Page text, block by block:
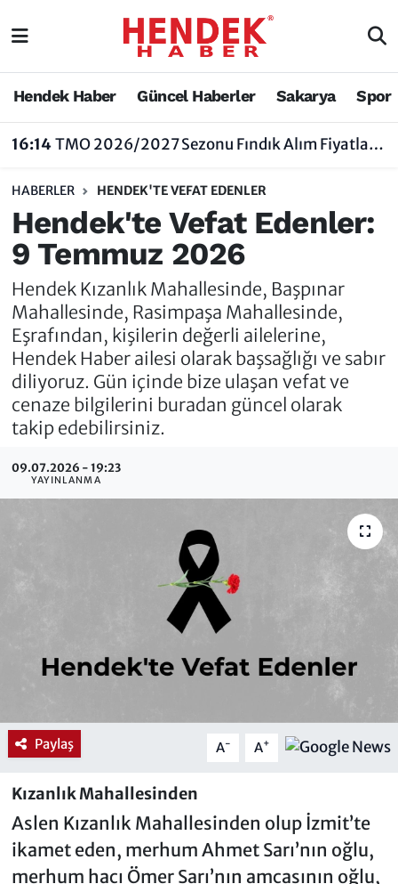
Hendek Haber Güncel Haberler Sakarya Spor
16:14TMO 2026/2027 Sezonu Fındık Alım Fiyatlarını Açıkladı
HABERLER HENDEK'TE VEFAT EDENLER
Hendek'te Vefat Edenler:
9 Temmuz 2026
Hendek Kızanlık Mahallesinde, Başpınar
Mahallesinde, Rasimpaşa Mahallesinde,
Eşrafından, kişilerin değerli ailelerine,
Hendek Haber ailesi olarak başsağlığı ve sabır
diliyoruz. Gün içinde bize ulaşan vefat ve
cenaze bilgilerini buradan güncel olarak
takip edebilirsiniz.
09.07.2026 - 19:23
YAYINLANMA
Paylaş A- A+
Kızanlık Mahallesinden
Aslen Kızanlık Mahallesinden olup İzmit’te
ikamet eden, merhum Ahmet Sarı’nın oğlu,
merhum hacı Ömer Sarı’nın amcasının oğlu,
Hendek Haber
Nöbetçi Eczaneler
Vefat Edenler
Hendek Haber
Hakkında
Hendek Haber Reklam Servisi
Künye
İletişim
Sakarya Nöbetçi Eczaneler
Sakarya Trafik Yoğunluk Haritası
Tüm Manşetler
Son Dakika Haberleri
Haber Arşivi